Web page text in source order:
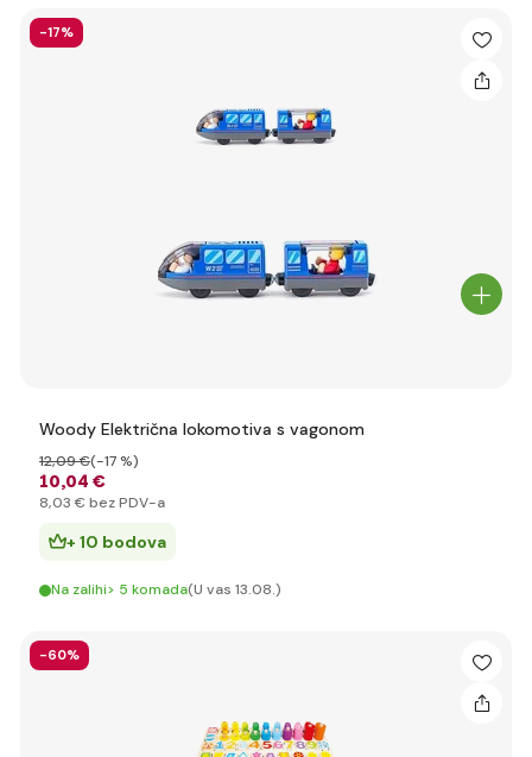
-17%
Woody Električna lokomotiva s vagonom
10,04 €
12,09 €(-17 %)
8,03 € bez PDV-a
+ 10 bodova
Na zalihi> 5 komada(U vas 13.08.)
-60%